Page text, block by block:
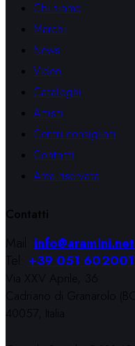
Chi siamo
Marchi
News
Video
Cataloghi
Artisti
Centri consigliati
Contatti
Area riservata
Contatti
Mail:info@aramini.net
Tel:+39 051
Via XXV Aprile, 36
Cadriano di Granarolo
40057, Italia